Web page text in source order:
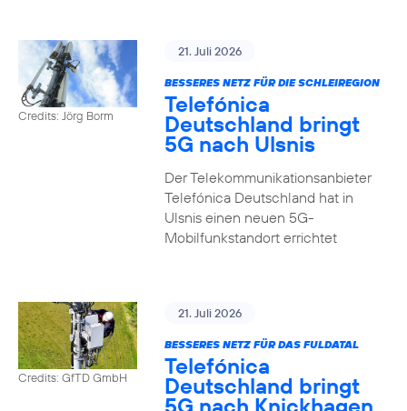
Credits: Jörg Borm
21. Juli 2026
BESSERES NETZ FÜR DIE SCHLEIREGION
Telefónica
Deutschland bringt
5G nach Ulsnis
Der Telekommunikationsanbieter
Telefónica Deutschland hat in
Ulsnis einen neuen 5G-
Mobilfunkstandort errichtet
Credits: GfTD GmbH
21. Juli 2026
BESSERES NETZ FÜR DAS FULDATAL
Telefónica
Deutschland bringt
5G nach Knickhagen